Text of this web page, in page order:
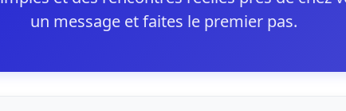
un message et faites le premier pas.